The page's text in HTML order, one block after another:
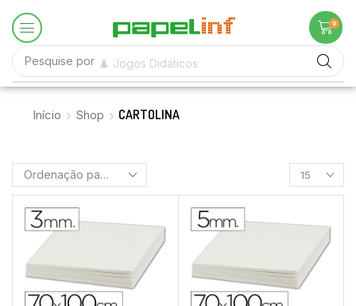
Pesquise por ♟️ Jogos Didáticos
0
Início Shop CARTOLINA